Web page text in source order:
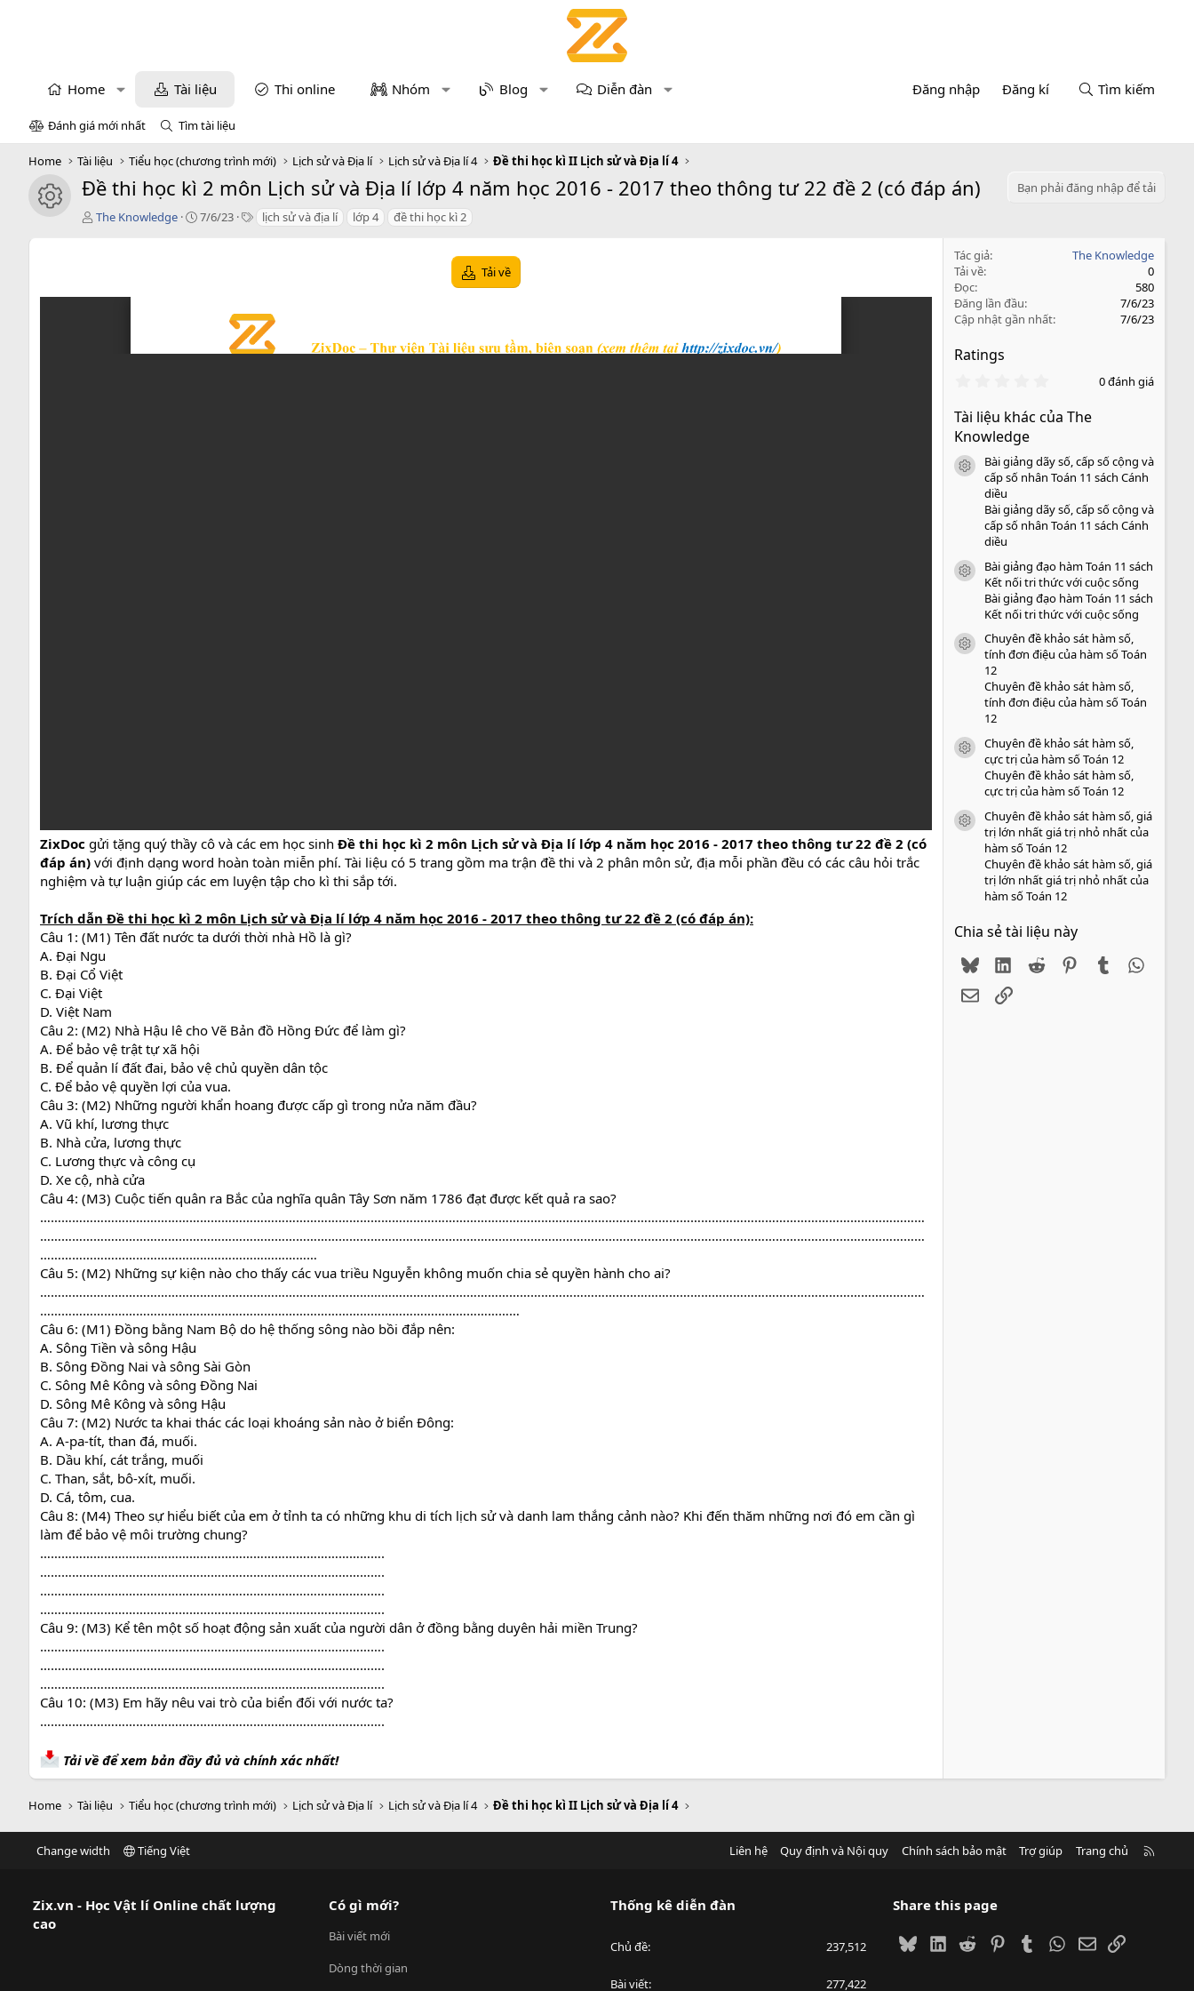
Home Tài liệu Thi online Nhóm Blog Diễn đàn Đăng nhập Đăng kí Tìm kiếm
Đánh giá mới nhất Tìm tài liệu
Home Tài liệu Tiểu học (chương trình mới) Lịch sử và Địa lí Lịch sử và Địa lí 4 Đề thi học kì II Lịch sử và Địa lí 4
icon tài liệu
Đề thi học kì 2 môn Lịch sử và Địa lí lớp 4 năm học 2016 - 2017 theo thông tư 22 đề 2 (có đáp án)
Bạn phải đăng nhập để tải
T
ả
The Knowledge
C
7/6/23
T lịch sử và địa lí lớp 4 đề thi học kì 2
Tải về
ZixDoc gửi tặng quý thầy cô và các em học sinh Đề thi học kì 2 môn Lịch sử và Địa lí lớp 4 năm học 2016 - 2017 theo thông tư 22 đề 2 (có
đáp án) với định dạng word hoàn toàn miễn phí. Tài liệu có 5 trang gồm ma trận đề thi và 2 phân môn sử, địa mỗi phần đều có các câu hỏi trắc
nghiệm và tự luận giúp các em luyện tập cho kì thi sắp tới.
Trích dẫn Đề thi học kì 2 môn Lịch sử và Địa lí lớp 4 năm học 2016 - 2017 theo thông tư 22 đề 2 (có đáp án):
Câu 1: (M1) Tên đất nước ta dưới thời nhà Hồ là gì?
A. Đại Ngu
B. Đại Cổ Việt
C. Đại Việt
D. Việt Nam
Câu 2: (M2) Nhà Hậu lê cho Vẽ Bản đồ Hồng Đức để làm gì?
A. Để bảo vệ trật tự xã hội
B. Để quản lí đất đai, bảo vệ chủ quyền dân tộc
C. Để bảo vệ quyền lợi của vua.
Câu 3: (M2) Những người khẩn hoang được cấp gì trong nửa năm đầu?
A. Vũ khí, lương thực
B. Nhà cửa, lương thực
C. Lương thực và công cụ
D. Xe cộ, nhà cửa
Câu 4: (M3) Cuộc tiến quân ra Bắc của nghĩa quân Tây Sơn năm 1786 đạt được kết quả ra sao?
……………………………………………………………………………………………………………………………………………………………………………………………………………………………
……………………………………………………………………………………………………………………………………………………………………………………………………………………………
……………………………………………………………………
Câu 5: (M2) Những sự kiện nào cho thấy các vua triều Nguyễn không muốn chia sẻ quyền hành cho ai?
……………………………………………………………………………………………………………………………………………………………………………………………………………………………
………………………………………………………………………………………………………………………
Câu 6: (M1) Đồng bằng Nam Bộ do hệ thống sông nào bồi đắp nên:
A. Sông Tiền và sông Hậu
B. Sông Đồng Nai và sông Sài Gòn
C. Sông Mê Kông và sông Đồng Nai
D. Sông Mê Kông và sông Hậu
Câu 7: (M2) Nước ta khai thác các loại khoáng sản nào ở biển Đông:
A. A-pa-tít, than đá, muối.
B. Dầu khí, cát trắng, muối
C. Than, sắt, bô-xít, muối.
D. Cá, tôm, cua.
Câu 8: (M4) Theo sự hiểu biết của em ở tỉnh ta có những khu di tích lịch sử và danh lam thắng cảnh nào? Khi đến thăm những nơi đó em cần gì
làm để bảo vệ môi trường chung?
…………………………………………………………………………………….
…………………………………………………………………………………….
…………………………………………………………………………………….
…………………………………………………………………………………….
Câu 9: (M3) Kể tên một số hoạt động sản xuất của người dân ở đồng bằng duyên hải miền Trung?
…………………………………………………………………………………….
…………………………………………………………………………………….
…………………………………………………………………………………….
Câu 10: (M3) Em hãy nêu vai trò của biển đối với nước ta?
…………………………………………………………………………………….
Tải về để xem bản đầy đủ và chính xác nhất!
Tác giả
The Knowledge
Tải về
0
Đọc
580
Đăng lần đầu
7/6/23
Cập nhật gần nhất
7/6/23
Ratings
0
0
o
0 đánh giá
Tài liệu khác của The
Knowledge
icon tài liệu
Bài giảng dãy số, cấp số cộng và
cấp số nhân Toán 11 sách Cánh
diều
Bài giảng dãy số, cấp số cộng và
cấp số nhân Toán 11 sách Cánh
diều
icon tài liệu
Bài giảng đạo hàm Toán 11 sách
Kết nối tri thức với cuộc sống
Bài giảng đạo hàm Toán 11 sách
Kết nối tri thức với cuộc sống
icon tài liệu
Chuyên đề khảo sát hàm số,
tính đơn điệu của hàm số Toán
12
Chuyên đề khảo sát hàm số,
tính đơn điệu của hàm số Toán
12
icon tài liệu
Chuyên đề khảo sát hàm số,
cực trị của hàm số Toán 12
Chuyên đề khảo sát hàm số,
cực trị của hàm số Toán 12
icon tài liệu
Chuyên đề khảo sát hàm số, giá
trị lớn nhất giá trị nhỏ nhất của
hàm số Toán 12
Chuyên đề khảo sát hàm số, giá
trị lớn nhất giá trị nhỏ nhất của
hàm số Toán 12
Chia sẻ tài liệu này
BlueskyLinkedIn
Reddit PinterestTumblr
EmailLink
Home Tài liệu Tiểu học (chương trình mới) Lịch sử và Địa lí Lịch sử và Địa lí 4 Đề thi học kì II Lịch sử và Địa lí 4
Change width Tiếng Việt Liên hệ Quy định và Nội quy Chính sách bảo mật Trợ giúp Trang chủ
Zix.vn - Học Vật lí Online chất lượng
cao
Có gì mới?
Bài viết mới
Dòng thời gian
Thống kê diễn đàn
Chủ đề 237,512
Bài viết 277,422
Share this page
BlueskyLinkedIn
Reddit PinterestTumblrWhatsApp
EmailLink